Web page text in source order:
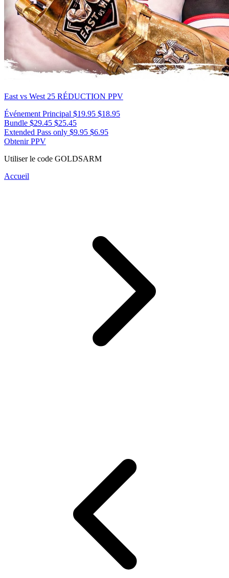
East vs West 25 RÉDUCTION PPV
Événement Principal $19.95 $18.95
Bundle $29.45 $25.45
Extended Pass only $9.95 $6.95
Obtenir PPV
Utiliser le code GOLDSARM
Accueil